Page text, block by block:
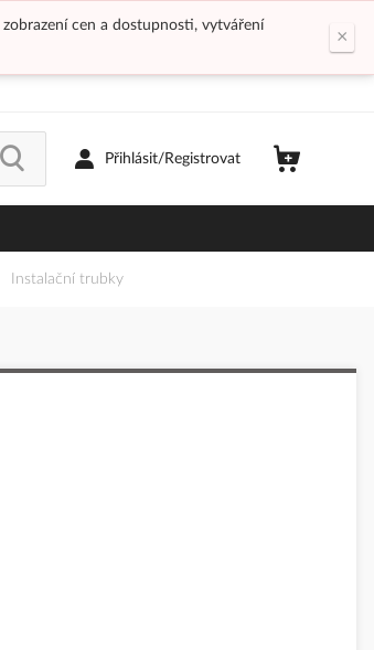
cen a dostupnosti, vytváření
×
Přihlásit/Registrovat
Instalační trubky